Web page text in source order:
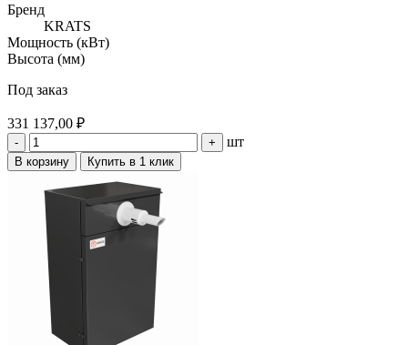
Бренд
KRATS
Мощность (кВт)
Высота (мм)
Под заказ
331 137,00 ₽
- + шт
В корзину Купить в 1 клик